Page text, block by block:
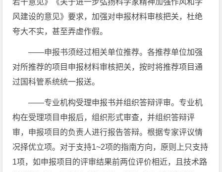
若干意见》《关于进一步弘扬科学家精神加强作风和学
风建设的意见》要求，加强对申报材料审核把关，杜绝
夸大不实，甚至弄虚作假。
——申报书须经过相关单位推荐。各推荐单位加强
对所推荐的项目申报材料审核把关，按时将推荐项目通
过国科管系统统一报送。
——专业机构受理申报书并组织答辩评审。专业机
构在受理项目申报后，组织形式审查，并组织答辩评
审，申报项目的负责人进行报告答辩。根据专家评议情
况择优立项。对于支持1~2项的指南方向，原则上只支持
1项，如申报项目的评审结果前两位评价相近，且技术路